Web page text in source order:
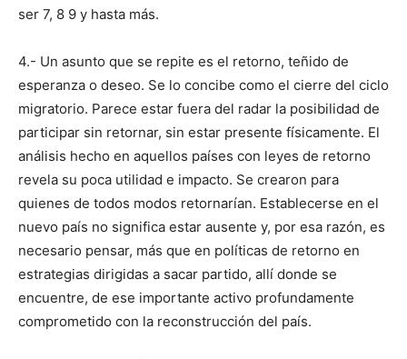
ser 7, 8 9 y hasta más.
4.- Un asunto que se repite es el retorno, teñido de
esperanza o deseo. Se lo concibe como el cierre del ciclo
migratorio. Parece estar fuera del radar la posibilidad de
participar sin retornar, sin estar presente físicamente. El
análisis hecho en aquellos países con leyes de retorno
revela su poca utilidad e impacto. Se crearon para
quienes de todos modos retornarían. Establecerse en el
nuevo país no significa estar ausente y, por esa razón, es
necesario pensar, más que en políticas de retorno en
estrategias dirigidas a sacar partido, allí donde se
encuentre, de ese importante activo profundamente
comprometido con la reconstrucción del país.